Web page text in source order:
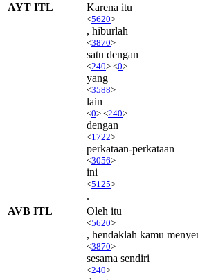
AYT ITL
Karena itu
<5620>
, hiburlah
<3870>
satu dengan
<240> <0>
yang
<3588>
lain
<0> <240>
dengan
<1722>
perkataan-perkataan
<3056>
ini
<5125>
.
AVB ITL
Oleh itu
<5620>
, hendaklah kamu
<3870>
sesama sendiri
<240>